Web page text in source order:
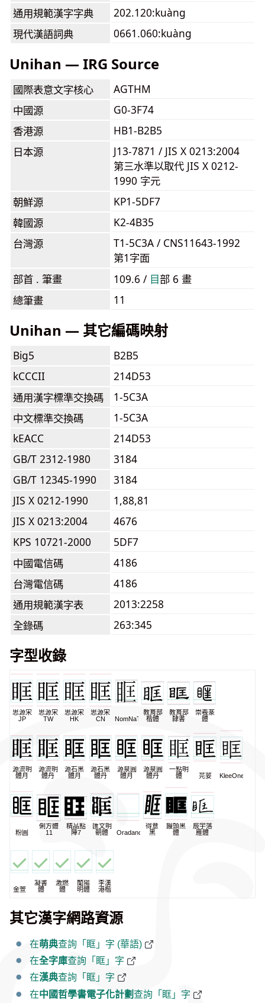
通用規範漢字字典
202.120:kuàng
現代漢語詞典
0661.060:kuàng
Unihan — IRG Source
國際表意文字核心
AGTHM
中國源
G0-3F74
香港源
HB1-B2B5
日本源
J13-7871 / JIS X 0213:2004
第三水準以取代 JIS X 0212-
1990 字元
朝鮮源
KP1-5DF7
韓國源
K2-4B35
台灣源
T1-5C3A / CNS11643-1992
第1字面
部首 . 筆畫
109.6 / ⽬部 6 畫
總筆畫
11
Unihan — 其它編碼映射
Big5
B2B5
kCCCII
214D53
通用漢字標準交換碼
1-5C3A
中文標準交換碼
1-5C3A
kEACC
214D53
GB/T 2312-1980
3184
GB/T 12345-1990
3184
JIS X 0212-1990
1,88,81
JIS X 0213:2004
4676
KPS 10721-2000
5DF7
中國電信碼
4186
台灣電信碼
4186
通用規範漢字表
2013:2258
全錄碼
263:345
字型收錄
思源宋
JP
思源宋
TW
思源宋
HK
思源宋
CN
NomNaTong
教育部
楷體
教育部
隸書
崇羲篆
體
源流明
體月
源流明
體丹
源石黑
體月
源石黑
體丹
源泉圓
體月
源泉圓
體丹
一點明
體
芫荽 KleeOne
粉圓
俐方體
11
精品點
陣7
匯文明
朝體
Oradano
得意
黑
饅頭黑
體
辰宇落
雁體
金萱
凝書
體
激燃
體
蘭陽
明體
李漢
港楷
其它漢字網路資源
在萌典查詢「眶」字 (華語)
在全字庫查詢「眶」字
在漢典查詢「眶」字
在中國哲學書電子化計劃查詢「眶」字